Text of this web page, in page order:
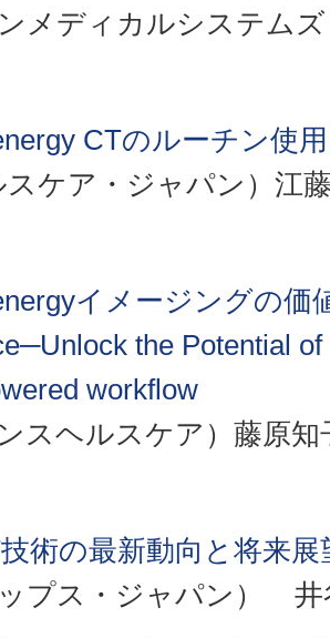
ンメディカルシステム
CTのルーチン使
スケア・ジャパン）江
イメージングの価
the Potential
workflow
スヘルスケア）藤原知
術の最新動向と将来展
ップス・ジャパン） 井